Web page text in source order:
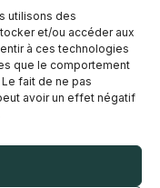
utilisons des
et/ou accéder aux
à ces technologies
que le comportement
fait de ne pas
avoir un effet négatif